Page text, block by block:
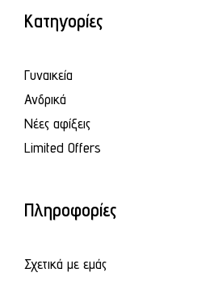
Κατηγορίες
Γυναικεία
Ανδρικά
Νέες αφίξεις
Limited Offers
Πληροφορίες
Σχετικά με εμάς